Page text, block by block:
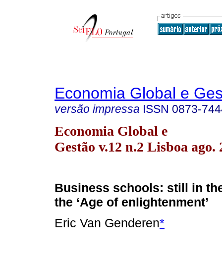
Economia Global e
versão impressa ISSN 0873-
Economia Global e
Gestão v.12 n.2 Lisboa ago.
Business schools: still in
the ‘Age of enlightenment’
Eric Van Genderen*